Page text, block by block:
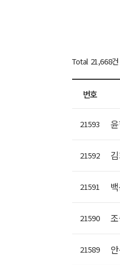
Total 21,668건
번호
21593
21592
21591
21590
21589